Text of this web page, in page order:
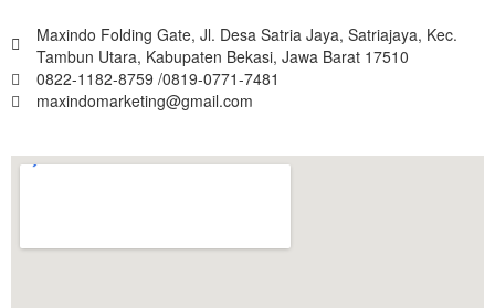
Maxindo Folding Gate, Jl. Desa Satria Jaya, Satriajaya, Kec.
Tambun Utara, Kabupaten Bekasi, Jawa Barat 17510
0822-1182-8759 /0819-0771-7481
maxindomarketing@gmail.com